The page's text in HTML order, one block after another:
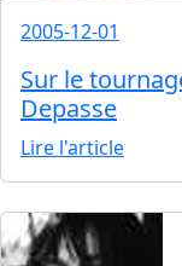
2005-12-01
Sur le
Depasse
Lire l'article